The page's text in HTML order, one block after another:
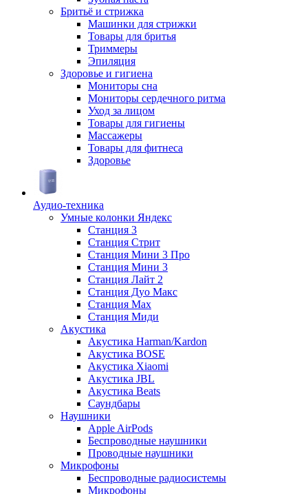
Бритьё и стрижка
Машинки для стрижки
Товары для бритья
Триммеры
Эпиляция
Здоровье и гигиена
Мониторы сна
Мониторы сердечного ритма
Уход за лицом
Товары для гигиены
Массажеры
Товары для фитнеса
Здоровье
Аудио-техника
Умные колонки Яндекс
Станция 3
Станция Стрит
Станция Мини 3 Про
Станция Мини 3
Станция Лайт 2
Станция Дуо Макс
Станция Max
Станция Миди
Акустика
Акустика Harman/Kardon
Акустика BOSE
Акустика Xiaomi
Акустика JBL
Акустика Beats
Саундбары
Наушники
Apple AirPods
Беспроводные наушники
Проводные наушники
Микрофоны
Беспроводные радиосистемы
Микрофоны